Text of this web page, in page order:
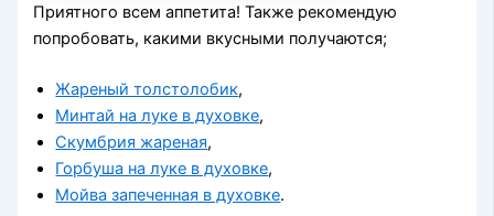
Приятного всем аппетита! Также рекомендую
попробовать, какими вкусными получаются;
Жареный толстолобик,
Минтай на луке в духовке,
Скумбрия жареная,
Горбуша на луке в духовке,
Мойва запеченная в духовке.